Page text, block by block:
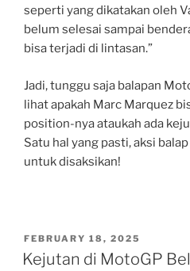
seperti yang dikatakan oleh
belum selesai sampai
bisa terjadi di lintasan.”
Jadi, tunggu saja balapan
lihat apakah Marc Marquez
position-nya ataukah ada
Satu hal yang pasti, aksi
untuk disaksikan!
POSTED
ON
FEBRUARY 18, 2025
Kejutan di MotoGP